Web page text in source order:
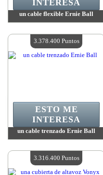
un cable flexible Ernie Ball
Cantidad disponible:4
INTERESA
un cable trenzado Ernie Ball
Cantidad disponible:4
ESTO ME
INTERESA
3.378.400 Puntos
3.316.400 Puntos